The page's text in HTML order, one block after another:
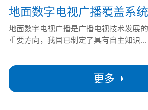
更多
地面数字电视广播覆盖系统
地面数字电视广播是广播电视技术发展的
重要方向，我国已制定了具有自主知识...